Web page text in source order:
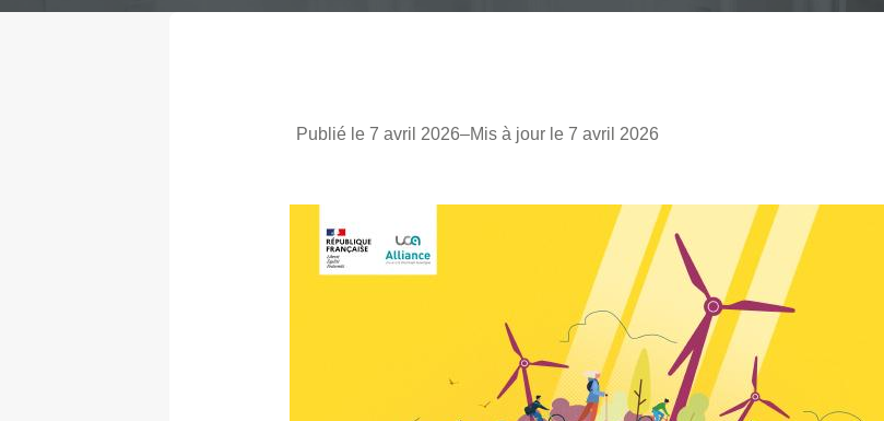
Publié le 7 avril 2026–Mis à jour le 7 avril 2026